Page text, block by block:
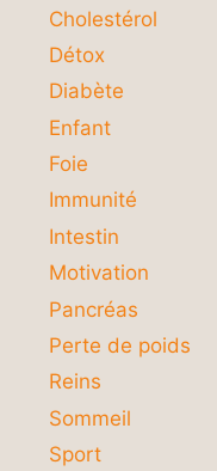
Cholestérol
Détox
Diabète
Enfant
Foie
Immunité
Intestin
Motivation
Pancréas
Perte de poids
Reins
Sommeil
Sport